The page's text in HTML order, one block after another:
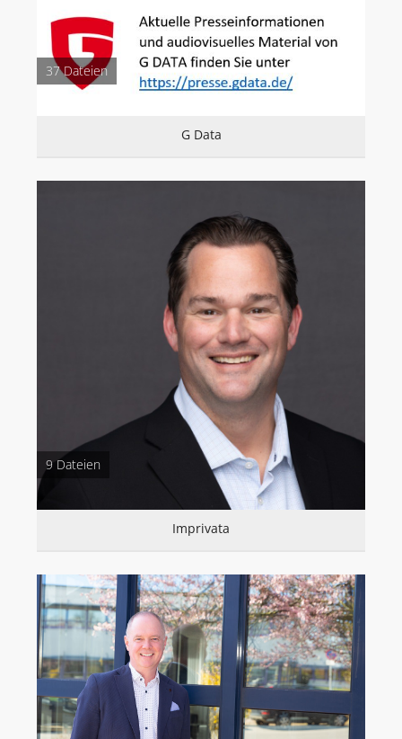
ROHDE & SCHWARZ NETWORKS AND CYBERSECURITY
SEH COMPUTERTECHNIK
VIBRIO. KOMMUNIKATIONSMANAGEMENT DR. KAUSCH
AGENTUR
VIBRIO. KOMMUNIKATIONSMANAGEMENT DR. KAUSCH
37 Dateien
G Data
9 Dateien
Imprivata